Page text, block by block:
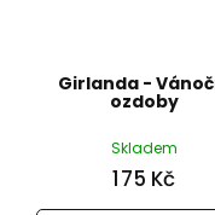
Girlanda -
ozdoby
Skladem
175 Kč